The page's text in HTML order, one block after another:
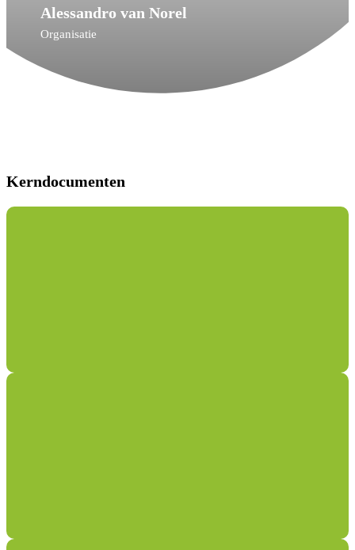
Alessandro van Norel
Organisatie
Kerndocumenten